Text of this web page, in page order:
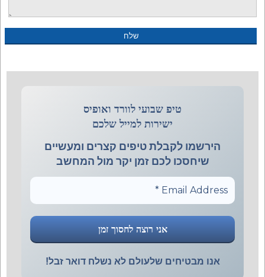
טיפ שבועי לוורד ואופיס
ישירות למייל שלכם
הירשמו לקבלת טיפים קצרים ומעשיים
שיחסכו לכם זמן יקר מול המחשב
אנו מבטיחים שלעולם לא נשלח דואר זבל!